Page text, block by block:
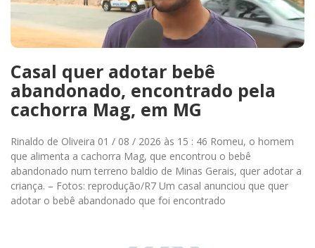
Casal quer adotar bebê
abandonado, encontrado pela
cachorra Mag, em MG
Rinaldo de Oliveira 01 / 08 / 2026 às 15 : 46 Romeu, o homem
que alimenta a cachorra Mag, que encontrou o bebê
abandonado num terreno baldio de Minas Gerais, quer adotar a
criança. – Fotos: reprodução/R7 Um casal anunciou que quer
adotar o bebê abandonado que foi encontrado